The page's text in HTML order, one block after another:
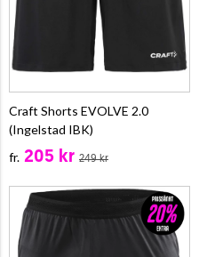
Craft Shorts EVOLVE 2.0
(Ingelstad IBK)
fr. 205 kr 249 kr